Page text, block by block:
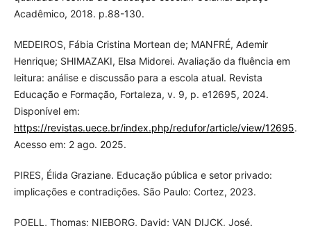
Acadêmico, 2018. p.88-130.
MEDEIROS, Fábia Cristina Mortean de; MANFRÉ, Ademir
Henrique; SHIMAZAKI, Elsa Midorei. Avaliação da fluência em
leitura: análise e discussão para a escola atual. Revista
Educação e Formação, Fortaleza, v. 9, p. e12695, 2024.
Disponível em:
https://revistas.uece.br/index.php/redufor/article/view/12695.
Acesso em: 2 ago. 2025.
PIRES, Élida Graziane. Educação pública e setor privado:
implicações e contradições. São Paulo: Cortez, 2023.
POELL, Thomas; NIEBORG, David; VAN DIJCK, José.